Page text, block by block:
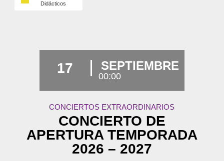
Didácticos
17 SEPTIEMBRE
00:00
CONCIERTOS EXTRAORDINARIOS
CONCIERTO DE
APERTURA TEMPORADA
2026 – 2027